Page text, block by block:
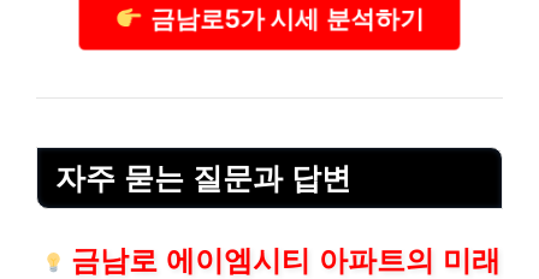
금남로5가 시세 분석하기
자주 묻는 질문과 답변
금남로 에이엠시티 아파트의 미래